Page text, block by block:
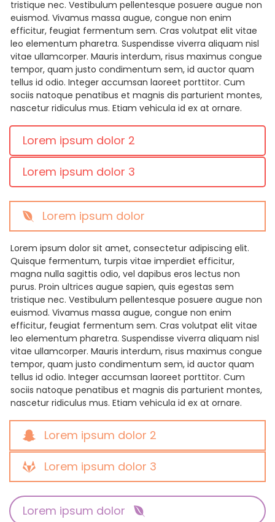
tristique nec. Vestibulum pellentesque posuere augue non
euismod. Vivamus massa augue, congue non enim
efficitur, feugiat fermentum sem. Cras volutpat elit vitae
leo elementum pharetra. Suspendisse viverra aliquam nisl
vitae ullamcorper. Mauris interdum, risus maximus congue
tempor, quam justo condimentum sem, id auctor quam
tellus id odio. Integer accumsan laoreet porttitor. Cum
sociis natoque penatibus et magnis dis parturient montes,
nascetur ridiculus mus. Etiam vehicula id ex at ornare.
Lorem ipsum dolor 2
Lorem ipsum dolor 3
Lorem ipsum dolor
Lorem ipsum dolor sit amet, consectetur adipiscing elit.
Quisque fermentum, turpis vitae imperdiet efficitur,
magna nulla sagittis odio, vel dapibus eros lectus non
purus. Proin ultrices augue sapien, quis egestas sem
tristique nec. Vestibulum pellentesque posuere augue non
euismod. Vivamus massa augue, congue non enim
efficitur, feugiat fermentum sem. Cras volutpat elit vitae
leo elementum pharetra. Suspendisse viverra aliquam nisl
vitae ullamcorper. Mauris interdum, risus maximus congue
tempor, quam justo condimentum sem, id auctor quam
tellus id odio. Integer accumsan laoreet porttitor. Cum
sociis natoque penatibus et magnis dis parturient montes,
nascetur ridiculus mus. Etiam vehicula id ex at ornare.
Lorem ipsum dolor 2
Lorem ipsum dolor 3
Lorem ipsum dolor